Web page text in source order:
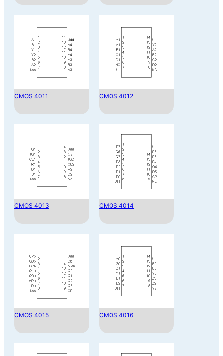
CMOS 4011 CMOS 4012
CMOS 4013 CMOS 4014
CMOS 4015 CMOS 4016